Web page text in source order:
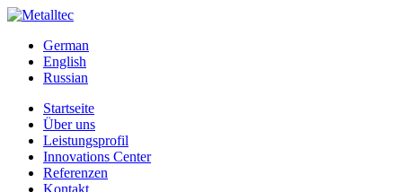
German
English
Russian
Startseite
Über uns
Leistungsprofil
Innovations Center
Referenzen
Kontakt